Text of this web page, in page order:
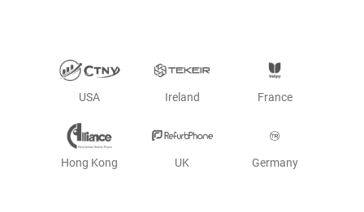
USA Ireland France
Hong Kong UK Germany